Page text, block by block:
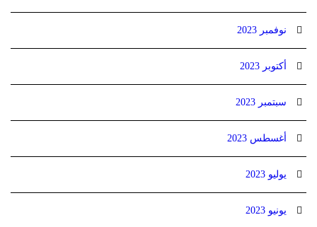
نوفمبر 2023
أكتوبر 2023
سبتمبر 2023
أغسطس 2023
يوليو 2023
يونيو 2023